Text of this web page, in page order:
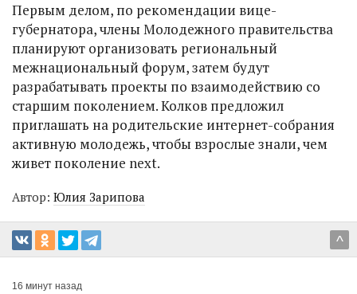
Первым делом, по рекомендации вице-
губернатора, члены Молодежного правительства
планируют организовать региональный
межнациональный форум, затем будут
разрабатывать проекты по взаимодействию со
старшим поколением. Колков предложил
приглашать на родительские интернет-собрания
активную молодежь, чтобы взрослые знали, чем
живет поколение next.
Автор: Юлия Зарипова
^
16 минут назад